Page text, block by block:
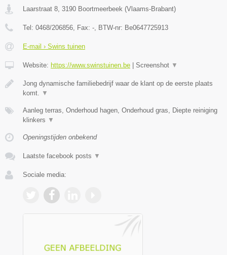
Laarstraat 8, 3190 Boortmeerbeek (Vlaams-Brabant)
Tel: 0468/206856, Fax: -, BTW-nr: Be0647725913
E-mail › Swins tuinen
Website: https://www.swinstuinen.be Screenshot ▼
Jong dynamische familiebedrijf waar de klant op de eerste plaats
komt. ▼
Aanleg terras, Onderhoud hagen, Onderhoud gras, Diepte reiniging
klinkers ▼
Openingstijden onbekend
Laatste facebook posts ▼
Sociale media: